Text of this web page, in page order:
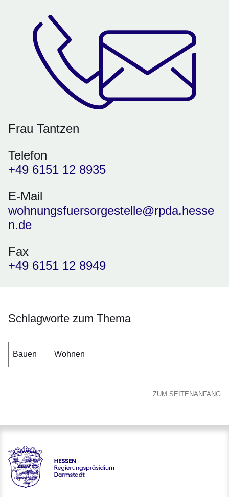
Frau Tantzen
Telefon
+49 6151 12 8935
E-Mail
wohnungsfuersorgestelle@rpda.hesse
n.de
Fax
+49 6151 12 8949
Schlagworte zum Thema
Bauen Wohnen
ZUM SEITENANFANG
Hessen - Regierungspräsidium Darmstadt